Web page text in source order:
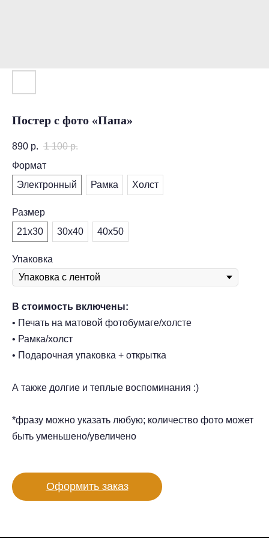
Постер с фото «Папа»
890 р. 1 100 р.
Формат
Электронный
Рамка Холст
Размер
21х30
30х40 40х50
Упаковка
В стоимость включены:
• Печать на матовой фотобумаге/холсте
• Рамка/холст
• Подарочная упаковка + открытка
А также долгие и теплые воспоминания :)
*фразу можно указать любую; количество фото может
быть уменьшено/увеличено
Оформить заказ